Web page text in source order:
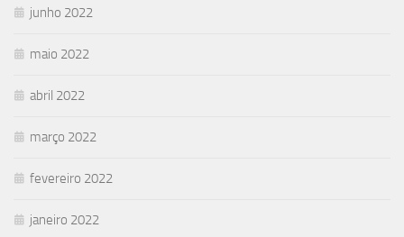
junho 2022
maio 2022
abril 2022
março 2022
fevereiro 2022
janeiro 2022